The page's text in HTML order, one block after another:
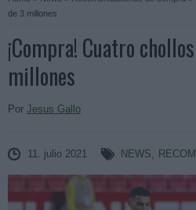
de 3 millones
¡Compra! Cuatro
millones
Por Jesus Gallo
11. julio 2021 NEWS,